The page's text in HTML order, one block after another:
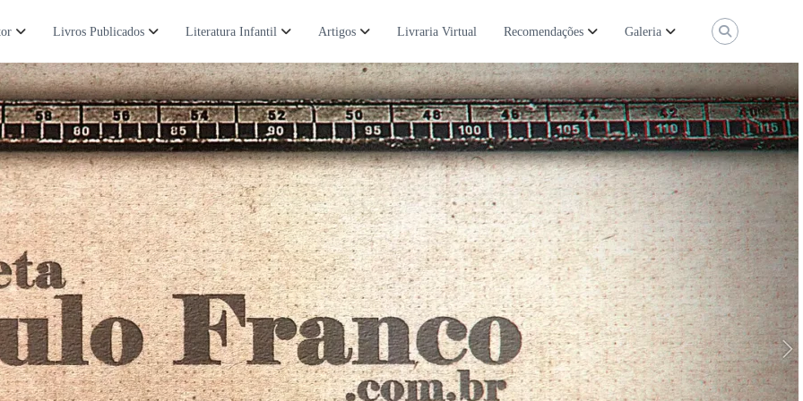
Livros Publicados Literatura Infantil Artigos Livraria Virtual Recomendações Galeria